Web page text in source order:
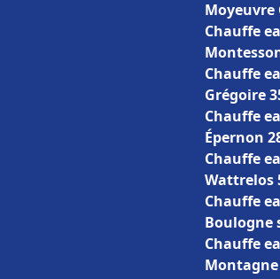
Moyeuvre
Chauffe
Chauffe
Grégoire
Chauffe
Épernon
Chauffe
Wattrelos
Chauffe
Boulogne
Chauffe
Montagne